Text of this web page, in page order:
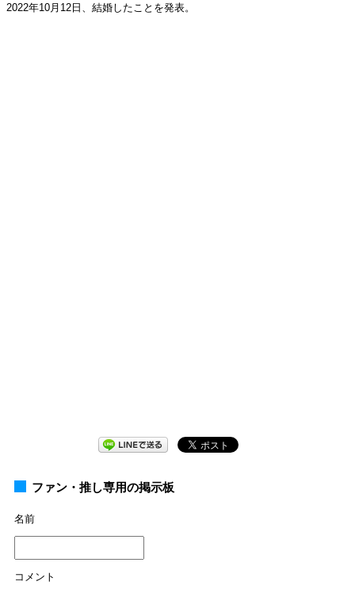
2022年10月12日、結婚したことを発表。
ファン・推し専用の掲示板
名前
コメント